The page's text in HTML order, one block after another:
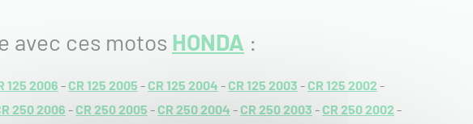
avec ces motos HONDA :
125 2006 -CR 125 2005 -CR 125 2004 -CR 125 2003 -CR 125 2002 -
250 2006 -CR 250 2005 -CR 250 2004 -CR 250 2003 -CR 250 2002 -